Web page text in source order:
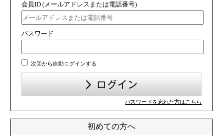
会員ID (メールアドレスまたは電話番号)
パスワード
次回から自動ログインする
パスワードを忘れた方はこちら
初めての方へ